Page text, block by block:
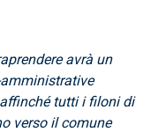
avrà un
tutti i filoni di
verso il comune